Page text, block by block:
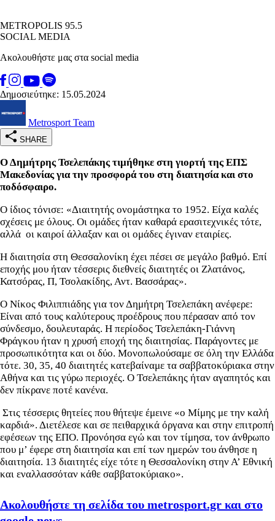
METROPOLIS 95.5
SOCIAL MEDIA
Ακολουθήστε μας στα social media
Δημοσιεύτηκε: 15.05.2024
Metrosport Team
SHARE
Ο Δημήτρης Τσελεπάκης τιμήθηκε στη γιορτή της ΕΠΣ
Μακεδονίας για την προσφορά του στη διαιτησία και στο
ποδόσφαιρο.
Ο ίδιος τόνισε: «Διαιτητής ονομάστηκα το 1952. Είχα καλές
σχέσεις με όλους. Οι ομάδες ήταν καθαρά ερασιτεχνικές τότε,
αλλά οι καιροί άλλαξαν και οι ομάδες έγιναν εταιρίες.
Η διαιτησία στη Θεσσαλονίκη έχει πέσει σε μεγάλο βαθμό. Επί
εποχής μου ήταν τέσσερις διεθνείς διαιτητές οι Ζλατάνος,
Κατσόρας, Π, Τσολακίδης, Αντ. Βασσάρας».
Ο Νίκος Φιλιππιάδης για τον Δημήτρη Τσελεπάκη ανέφερε:
Είναι από τους καλύτερους προέδρους που πέρασαν από τον
σύνδεσμο, δουλευταράς. Η περίοδος Τσελεπάκη-Γιάννη
Φράγκου ήταν η χρυσή εποχή της διαιτησίας. Παράγοντες με
προσωπικότητα και οι δύο. Μονοπωλούσαμε σε όλη την Ελλάδα
τότε. 30, 35, 40 διαιτητές κατεβαίναμε τα σαββατοκύριακα στην
Αθήνα και τις γύρω περιοχές. Ο Τσελεπάκης ήταν αγαπητός και
δεν πίκρανε ποτέ κανένα.
Στις τέσσερις θητείες που θήτεψε έμεινε «ο Μίμης με την καλή
καρδιά». Διετέλεσε και σε πειθαρχικά όργανα και στην επιτροπή
εφέσεων της ΕΠΟ. Προνόησα εγώ και τον τίμησα, τον άνθρωπο
που μ’ έφερε στη διαιτησία και επί των ημερών του άνθησε η
διαιτησία. 13 διαιτητές είχε τότε η Θεσσαλονίκη στην Α’ Εθνική
και εναλλασσόταν κάθε σαββατοκύριακο».
Ακολουθήστε τη σελίδα του metrosport.gr και στο